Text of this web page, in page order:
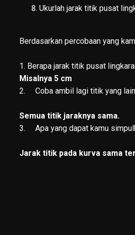
Ukurlah jarak titik pusat
Berdasarkan percobaan yang
1. Berapa jarak titik pusat
Misalnya 5 cm
2.
Coba ambil lagi titik yang
Semua titik jaraknya sama.
3.
Apa yang dapat kamu
Jarak titik pada kurva sama